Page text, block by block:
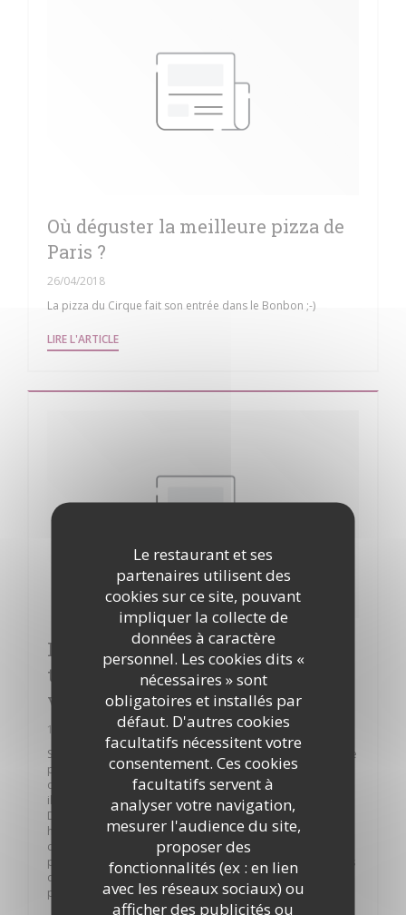
Le restaurant et ses
partenaires utilisent des
cookies sur ce site, pouvant
impliquer la collecte de
données à caractère
personnel. Les cookies dits «
nécessaires » sont
obligatoires et installés par
défaut. D'autres cookies
facultatifs nécessitent votre
consentement. Ces cookies
facultatifs servent à
analyser votre navigation,
mesurer l'audience du site,
proposer des
fonctionnalités (ex : en lien
avec les réseaux sociaux) ou
afficher des publicités ou
Où déguster la meilleure pizza de
Paris ?
26/04/2018
La pizza du Cirque fait son entrée dans le Bonbon ;-)
LIRE L'ARTICLE((OUVRE UNE NOUVELLE FENÊTRE))
Le Cirque : une cuisine francaise
traditionnelle à déguster sous une
verrière
12/06/2017
Situé au centre de Paris, face à Beaubourg, Le Cirque étonne
par sa configuration. 550m² de salle de restauration sur
deux étages, où il fait bon s’asseoir aux tables circulaires,
illuminées par la verrière située au sommet.
Dans cet ancien hôtel particulier, classé monument
historique, on profite de l’ambiance feutrée et de la cuisine
créative pour retrouver ses amis autour de tapas à
partager. Au menu : tempura de gambas sauce aïoli, travers
de porcs barbecue, ou encore, plus classiques, de belles
planches de charcuterie et fromages.